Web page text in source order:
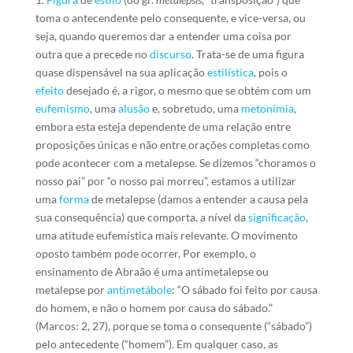
toma o antecendente pelo consequente, e vice-versa, ou
seja, quando queremos dar a entender uma coisa por
outra que a precede nodiscurso. Trata-se de uma figura
quase dispensável na sua aplicaçãoestilística, pois o
efeitodesejado é, a rigor, o mesmo que se obtém com um
eufemismo, umaalusãoe, sobretudo, uma metonímia,
embora esta esteja dependente de uma relação entre
proposições únicas e não entre orações completas como
pode acontecer com a metalepse. Se dizemos “choramos o
nosso pai” por “o nosso pai morreu”, estamos a utilizar
umaformade metalepse (damos a entender a causa pela
sua consequência) que comporta, a nível dasignificação,
uma atitude eufemística mais relevante. O movimento
oposto também pode ocorrer, Por exemplo, o
ensinamento de Abraão é uma antimetalepse ou
metalepse porantimetábole: “O sábado foi feito por causa
do homem, e não o homem por causa do sábado.”
(Marcos: 2, 27), porque se toma o consequente (“sábado”)
pelo antecedente (“homem”). Em qualquer caso, as